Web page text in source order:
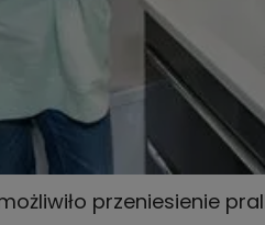
przeniesienie